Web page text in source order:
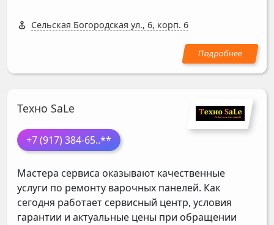
Сельская Богородская ул., 6, корп. 6
Техно SaLe
+7 (917) 384-65..**
Мастера сервиса оказывают качественные
услуги по ремонту варочных панелей. Как
сегодня работает сервисный центр, условия
гарантии и актуальные цены при обращении